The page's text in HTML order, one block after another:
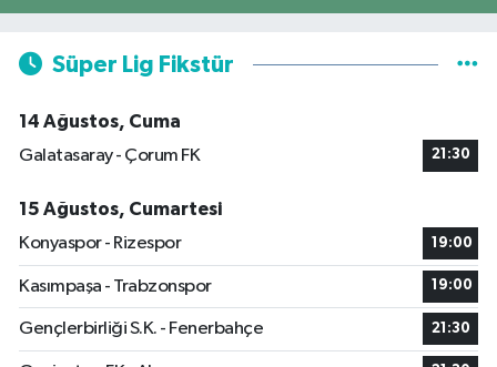
Süper Lig Fikstür
14 Ağustos, Cuma
Galatasaray - Çorum FK
21:30
15 Ağustos, Cumartesi
Konyaspor - Rizespor
19:00
Kasımpaşa - Trabzonspor 19:00
Gençlerbirliği S.K. - Fenerbahçe 21:30